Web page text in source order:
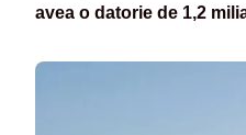
avea o datorie de 1,2